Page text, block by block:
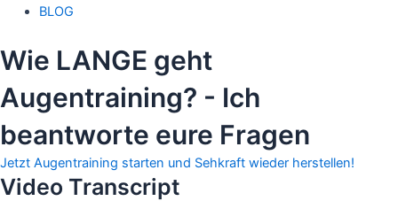
BLOG
Wie LANGE geht
Augentraining? - Ich
beantworte eure Fragen
Video abspielen
Jetzt Augentraining starten und Sehkraft wieder herstellen!
Video Transcript